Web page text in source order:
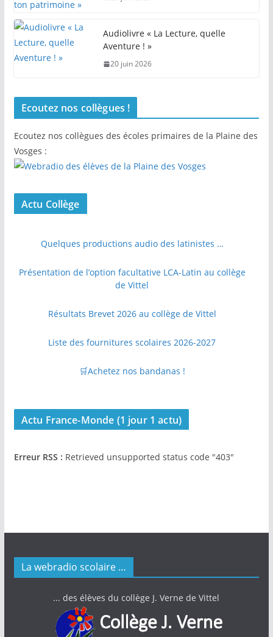
Audiolivre « La Lecture, quelle
Aventure ! »
20 juin 2026
Ecoutez nos collègues !
Ecoutez nos collègues des écoles primaires de la Plaine des
Vosges :
Actu Collège
Quelques productions audio des latinistes …
Présentation de l’option facultative LCA-Latin au collège
de Vittel
Résultats Brevet 2026 au collège de Vittel
Liste des fournitures scolaires 2026-2027
🛒Achetez nos bandanas !
Actu France-Monde (1 jour 1 actu)
Erreur RSS : Retrieved unsupported status code "403"
La webradio scolaire …
... des élèves du collège J. Verne de Vittel